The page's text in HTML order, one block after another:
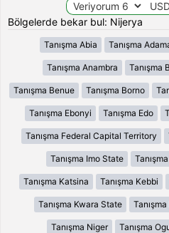
Bölgelerde bekar bul: Nijerya
Tanışma Abia Tanışma
Tanışma Anambra Tanışma
Tanışma Benue Tanışma Borno
Tanışma Ebonyi Tanışma Edo
Tanışma Federal Capital Territory
Tanışma Imo State
Tanışma Katsina Tanışma Kebbi
Tanışma Kwara State
Tanışma Niger Tanışma